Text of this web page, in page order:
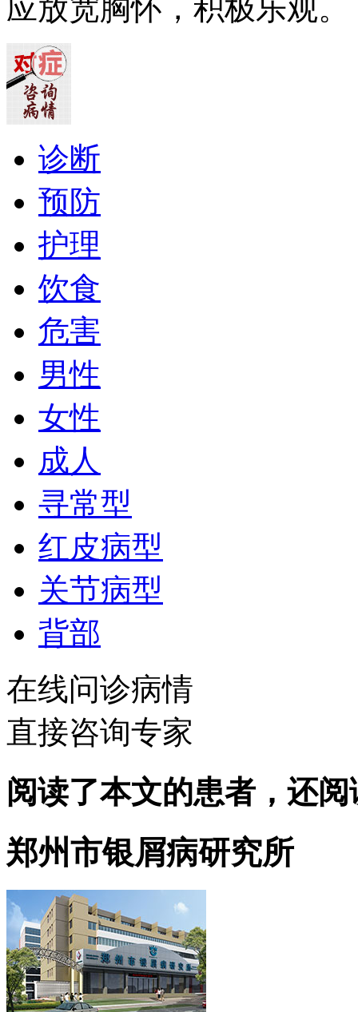
应放宽胸怀，积极乐观。
诊断
预防
护理
饮食
危害
男性
女性
成人
寻常型
红皮病型
关节病型
背部
在线问诊病情
直接咨询专家
阅读了本文的患者，还
郑州市银屑病研究所